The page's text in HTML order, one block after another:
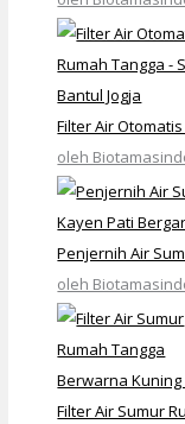
Filter Air
oleh
Penjernih Air
oleh
Filter Air Sumur